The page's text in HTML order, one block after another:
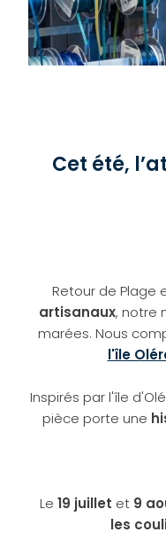
Cet été,
Retour de Plage
artisanaux, notre
marées. Nous
l'île
Inspirés par l'île
pièce porte une
Le 19 juillet et 9
les